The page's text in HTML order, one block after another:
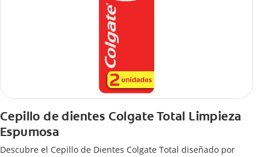
Cepillo de dientes Colgate Total Limpieza
Espumosa
Descubre el Cepillo de Dientes Colgate Total diseñado por